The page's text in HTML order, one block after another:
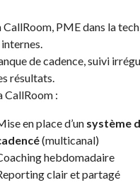
CallRoom, PME dans la
de cadence, suivi
résultats.
CallRoom :
en place d’un système
(multicanal)
hebdomadaire
clair et partagé